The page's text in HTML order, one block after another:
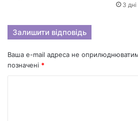
3
Залишити відповідь
Ваша e-mail адреса не
позначені *